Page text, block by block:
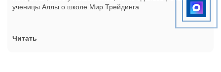
ученицы Аллы о школе Мир Трейдинга
Читать